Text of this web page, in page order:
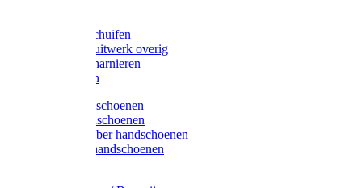
Grendels/schuifen
Hang en sluitwerk overig
Hengen/scharnieren
Scharnieren
Latex handschoenen
Leren handschoenen
PVC / Rubber handschoenen
Katoenen handschoenen